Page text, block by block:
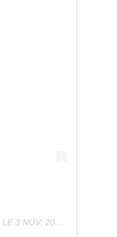
LE 3 NOV. 2019 À 6 :23 PST